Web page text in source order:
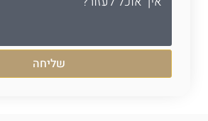
שליחה